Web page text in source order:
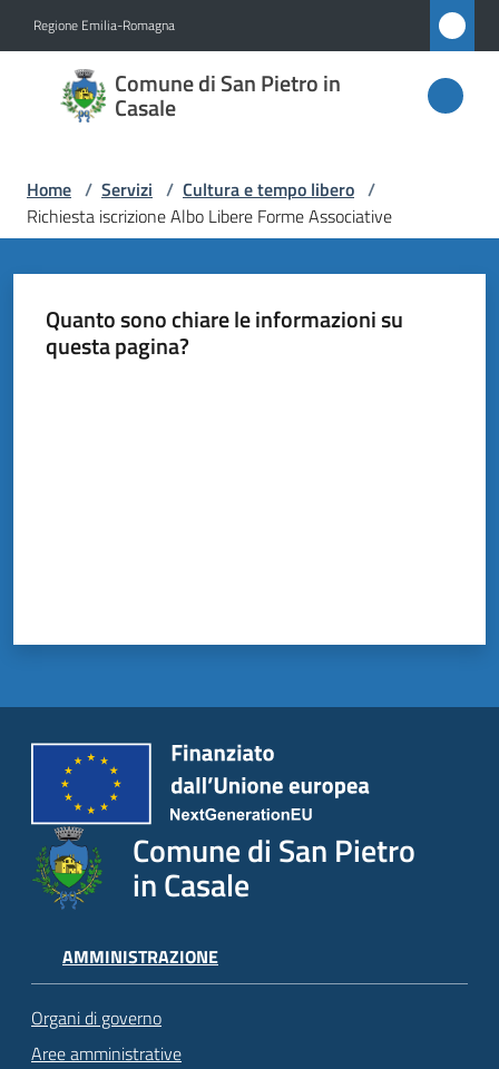
Regione Emilia-Romagna
Comune di San Pietro in
Casale
Comune
di San
in
Casale
Amministrazione
Trasparente
argomenti...
Home / Servizi / Cultura e tempo libero /
Richiesta iscrizione Albo Libere Forme Associative
Quanto sono chiare le informazioni su
questa pagina?
Comune di San Pietro
in Casale
AMMINISTRAZIONE
Organi di governo
Aree amministrative